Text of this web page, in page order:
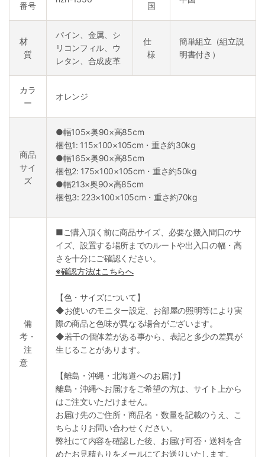
番号
国
材
質
パイン、金属、シ
リコンフィル、ウ
レタン、合成皮革
仕
様
簡単組立（組立説
明書付き）
カラ
ー
オレンジ
商品
サイ
ズ
●幅105×奥90×高85cm
梱包1: 115×100×105cm・重さ約30kg
●幅165×奥90×高85cm
梱包2: 175×100×105cm・重さ約50kg
●幅213×奥90×高85cm
梱包3: 223×100×105cm・重さ約70kg
備
考・
注
意
■ご購入頂く前に商品サイズ、必要な搬入間口のサ
イズ、設置する場所までのルートや出入口の幅・高
さを十分にご確認ください。
※確認方法はこちらへ
【色・サイズについて】
◆お使いのモニター設定、お部屋の照明等により実
際の商品と色味が異なる場合がございます。
◆若干の個体差がある事から、表記と多少の差異が
生じることがあります。
【離島・沖縄・北海道へのお届け】
離島・沖縄へお届けをご希望の方は、サイト上から
はご注文いただけません。
お届け先のご住所・商品名・数量を記載のうえ、こ
ちらよりお問い合わせください。
弊社にて内容を確認した後、お届け可否・送料を含
めたお見積もりをメールにてお送りいたします。